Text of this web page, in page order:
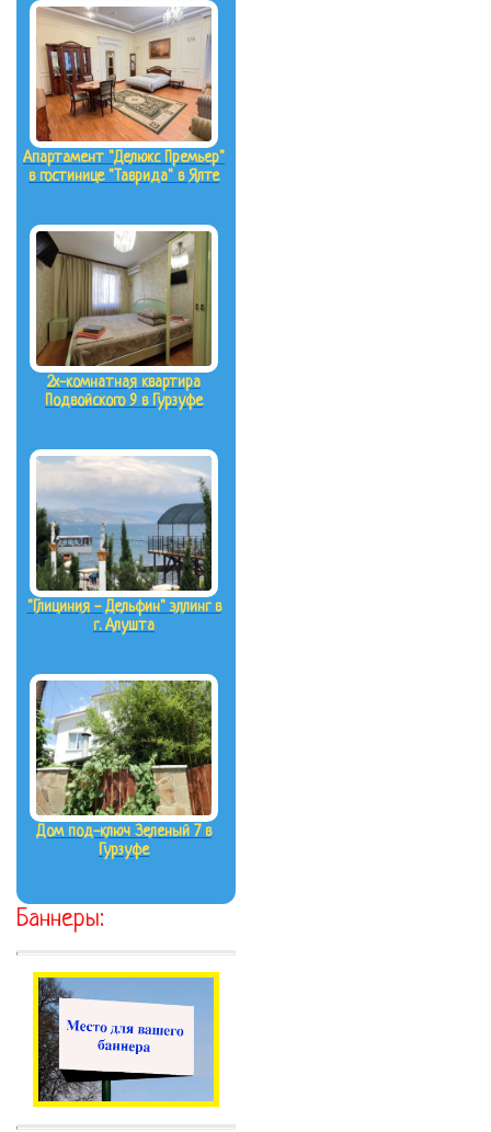
Апартамент "Делюкс Премьер"
в гостинице "Таврида" в Ялте
2х-комнатная квартира
Подвойского 9 в Гурзуфе
"Глициния - Дельфин" эллинг в
г. Алушта
Дом под-ключ Зеленый 7 в
Гурзуфе
Баннеры: